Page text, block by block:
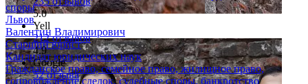
споры
Львов
Валентин Владимирович
Старший юрист
Кандидат юридических наук
Гражданское право, семейное право, жилищное право,
сопровождение сделок, судебные споры, банкротство
5.0
Yell
212 отзывов
4.9
Google
52 отзыва